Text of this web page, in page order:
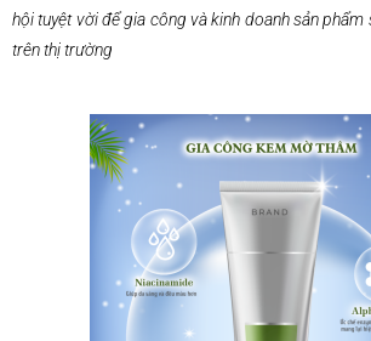
hội tuyệt vời để gia công và kinh doanh sản
trên thị trường